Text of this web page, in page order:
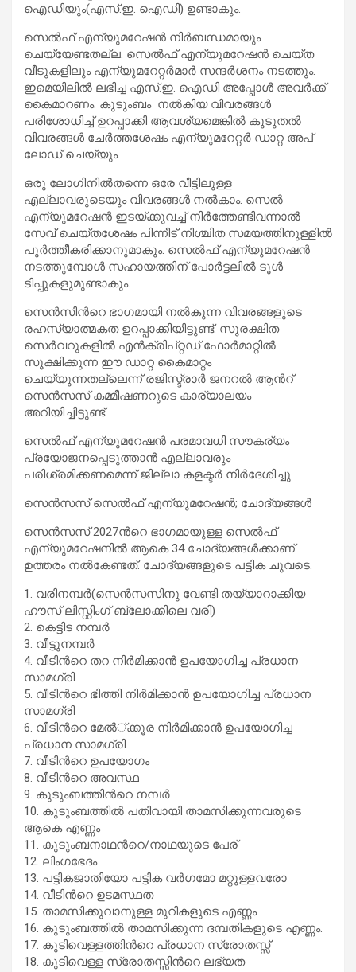
ഐഡിയും(എസ്.ഇ. ഐഡി) ഉണ്ടാകും.
സെല്‍ഫ് എന്യുമറേഷന്‍ നിര്‍ബന്ധമായും
ചെയ്യേണ്ടതല്ല. സെല്‍ഫ് എന്യുമറേഷന്‍ ചെയ്ത
വീടുകളിലും എന്യുമറേറ്റര്‍മാര്‍ സന്ദര്‍ശനം നടത്തും.
ഇമെയിലില്‍ ലഭിച്ച എസ്.ഇ. ഐഡി അപ്പോള്‍ അവര്‍ക്ക്
കൈമാറണം. കുടുംബം നല്‍കിയ വിവരങ്ങള്‍
പരിശോധിച്ച് ഉറപ്പാക്കി ആവശ്യമെങ്കില്‍ കൂടുതല്‍
വിവരങ്ങള്‍ ചേര്‍ത്തശേഷം എന്യുമറേറ്റര്‍ ഡാറ്റ അപ്
ലോഡ് ചെയ്യും.
ഒരു ലോഗിനില്‍തന്നെ ഒരേ വീട്ടിലുള്ള
എല്ലാവരുടെയും വിവരങ്ങള്‍ നല്‍കാം. സെല്‍
എന്യുമറേഷന്‍ ഇടയ്ക്കുവച്ച് നിര്‍ത്തേണ്ടിവന്നാല്‍
സേവ് ചെയ്തശേഷം പിന്നീട് നിശ്ചിത സമയത്തിനുള്ളില്‍
പൂര്‍ത്തീകരിക്കാനുമാകും. സെല്‍ഫ് എന്യുമറേഷന്‍
നടത്തുമ്പോള്‍ സഹായത്തിന് പോര്‍ട്ടലില്‍ ടൂള്‍
ടിപ്പുകളുമുണ്ടാകും.
സെന്‍സിന്‍റെ ഭാഗമായി നല്‍കുന്ന വിവരങ്ങളുടെ
രഹസ്യാത്മകത ഉറപ്പാക്കിയിട്ടുണ്ട്. സുരക്ഷിത
സെര്‍വറുകളില്‍ എന്‍ക്രിപ്റ്റഡ് ഫോര്‍മാറ്റില്‍
സൂക്ഷിക്കുന്ന ഈ ഡാറ്റ കൈമാറ്റം
ചെയ്യുന്നതല്ലെന്ന് രജിസ്ട്രാര്‍ ജനറല്‍ ആന്‍റ്
സെന്‍സസ് കമ്മീഷണറുടെ കാര്യാലയം
അറിയിച്ചിട്ടുണ്ട്.
സെല്‍ഫ് എന്യുമറേഷന്‍ പരമാവധി സൗകര്യം
പ്രയോജനപ്പെടുത്താന്‍ എല്ലാവരും
പരിശ്രമിക്കണമെന്ന് ജില്ലാ കളക്ടര്‍ നിര്‍ദേശിച്ചു.
സെന്‍സസ് സെല്‍ഫ് എന്യുമറേഷന്‍; ചോദ്യങ്ങള്‍
സെന്‍സസ് 2027ന്‍റെ ഭാഗമായുള്ള സെല്‍ഫ്
എന്യുമറേഷനില്‍ ആകെ 34 ചോദ്യങ്ങള്‍ക്കാണ്
ഉത്തരം നല്‍കേണ്ടത്. ചോദ്യങ്ങളുടെ പട്ടിക ചുവടെ.
1. വരിനമ്പര്‍(സെന്‍സസിനു വേണ്ടി തയ്യാറാക്കിയ
ഹൗസ് ലിസ്റ്റിംഗ് ബ്ലോക്കിലെ വരി)
2. കെട്ടിട നമ്പര്‍
3. വീട്ടുനമ്പര്‍
4. വീടിന്‍റെ തറ നിര്‍മിക്കാന്‍ ഉപയോഗിച്ച പ്രധാന
സാമഗ്രി
5. വീടിന്‍റെ ഭിത്തി നിര്‍മിക്കാന്‍ ഉപയോഗിച്ച പ്രധാന
സാമഗ്രി
6. വീടിന്‍റെ മേല്‍്ക്കൂര നിര്‍മിക്കാന്‍ ഉപയോഗിച്ച
പ്രധാന സാമഗ്രി
7. വീടിന്‍റെ ഉപയോഗം
8. വീടിന്‍റെ അവസ്ഥ
9. കുടുംബത്തിന്‍റെ നമ്പര്‍
10. കുടുംബത്തില്‍ പതിവായി താമസിക്കുന്നവരുടെ
ആകെ എണ്ണം
11. കുടുംബനാഥന്‍റെ/നാഥയുടെ പേര്
12. ലിംഗഭേദം
13. പട്ടികജാതിയോ പട്ടിക വര്‍ഗമോ മറ്റുള്ളവരോ
14. വീടിന്‍റെ ഉടമസ്ഥത
15. താമസിക്കുവാനുള്ള മുറികളുടെ എണ്ണം
16. കുടുംബത്തില്‍ താമസിക്കുന്ന ദമ്പതികളുടെ എണ്ണം.
17. കുടിവെള്ളത്തിന്‍റെ പ്രധാന സ്രോതസ്സ്
18. കുടിവെള്ള സ്രോതസ്സിന്‍റെ ലഭ്യത